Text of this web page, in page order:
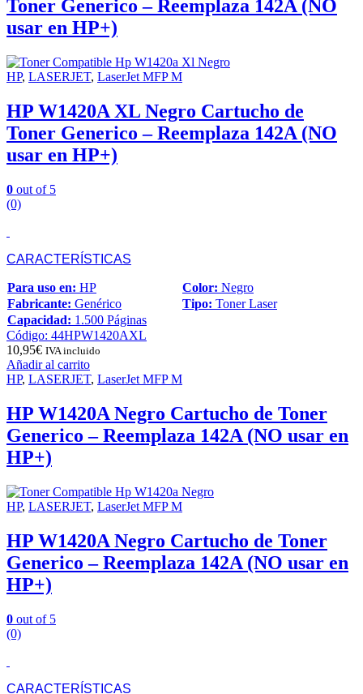
Toner Generico – Reemplaza 142A (NO
usar en HP+)
HP, LASERJET, LaserJet MFP M
HP W1420A XL Negro Cartucho de
Toner Generico – Reemplaza 142A (NO
usar en HP+)
0 out of 5
(0)
CARACTERÍSTICAS
Para uso en: HP Color: Negro
Fabricante: Genérico Tipo: Toner Laser
Capacidad: 1.500 Páginas
Código: 44HPW1420AXL
10,95€ IVA incluido
Añadir al carrito
HP, LASERJET, LaserJet MFP M
HP W1420A Negro Cartucho de Toner
Generico – Reemplaza 142A (NO usar en
HP+)
HP, LASERJET, LaserJet MFP M
HP W1420A Negro Cartucho de Toner
Generico – Reemplaza 142A (NO usar en
HP+)
0 out of 5
(0)
CARACTERÍSTICAS